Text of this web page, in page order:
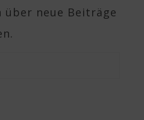
über neue Beiträge